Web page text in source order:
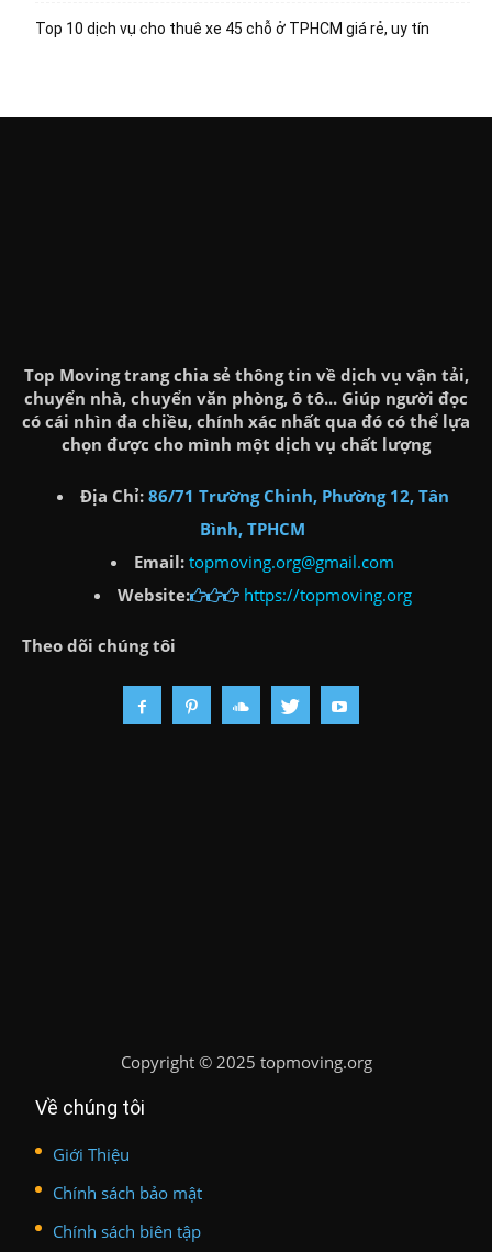
Top 10 dịch vụ cho thuê xe 45 chỗ ở TPHCM giá rẻ, uy tín
Top Moving trang chia sẻ thông tin về dịch vụ vận tải,
chuyển nhà, chuyển văn phòng, ô tô... Giúp người đọc
có cái nhìn đa chiều, chính xác nhất qua đó có thể lựa
chọn được cho mình một dịch vụ chất lượng
Địa Chỉ: 86/71 Trường Chinh, Phường 12, Tân
Bình, TPHCM
Email: topmoving.org@gmail.com
Website:
https://topmoving.org
Theo dõi chúng tôi
Copyright © 2025 topmoving.org
Về chúng tôi
Giới Thiệu
Chính sách bảo mật
Chính sách biên tập